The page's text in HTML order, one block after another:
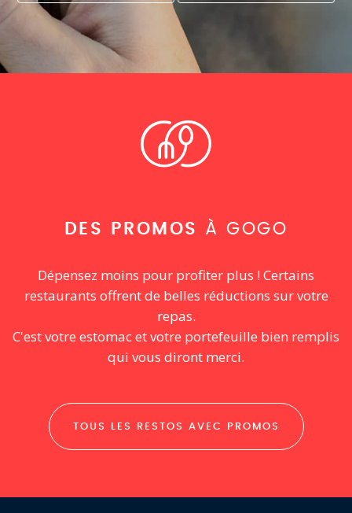
DES PROMOS À GOGO
Dépensez moins pour profiter plus ! Certains
restaurants offrent de belles réductions sur votre
repas.
C'est votre estomac et votre portefeuille bien remplis
qui vous diront merci.
TOUS LES RESTOS AVEC PROMOS